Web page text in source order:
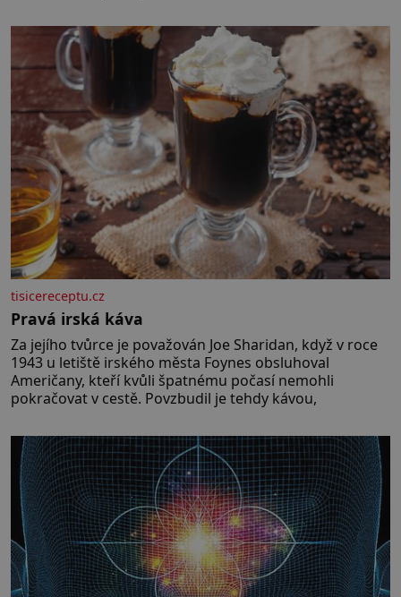
tisicereceptu.cz
Pravá irská káva
Za jejího tvůrce je považován Joe Sharidan, když v roce
1943 u letiště irského města Foynes obsluhoval
Američany, kteří kvůli špatnému počasí nemohli
pokračovat v cestě. Povzbudil je tehdy kávou,